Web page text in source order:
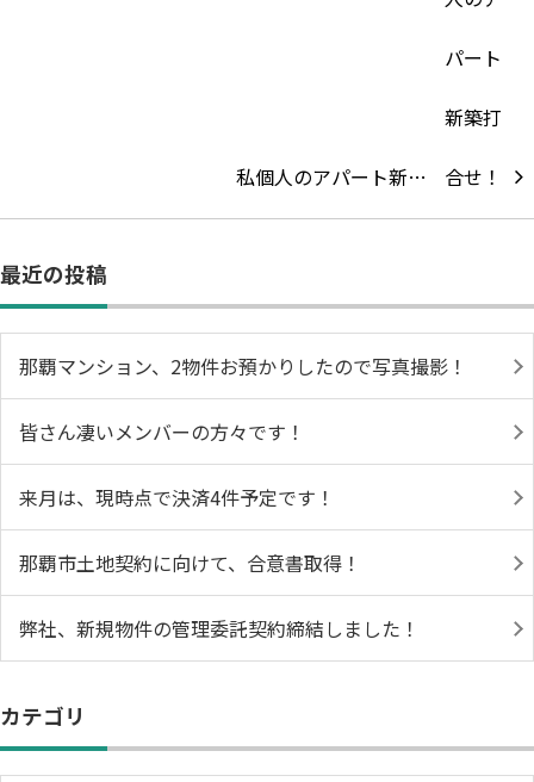
私個人のアパート新…
最近の投稿
那覇マンション、2物件お預かりしたので写真撮影！
皆さん凄いメンバーの方々です！
来月は、現時点で決済4件予定です！
那覇市土地契約に向けて、合意書取得！
弊社、新規物件の管理委託契約締結しました！
カテゴリ